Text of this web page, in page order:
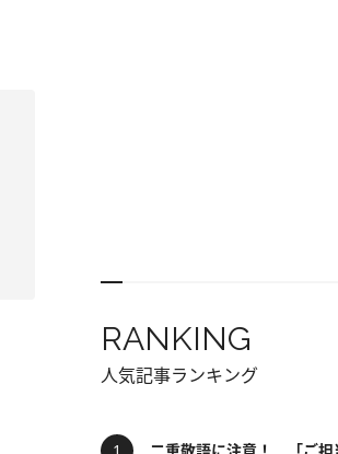
RANKING
人気記事ランキング